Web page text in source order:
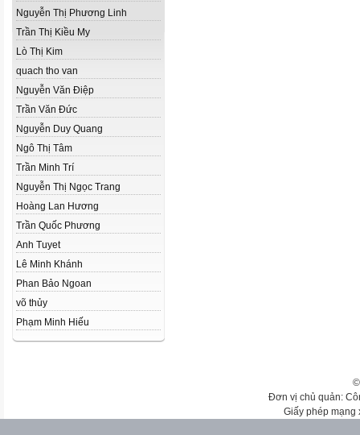
Nguyễn Thị Phương Linh
Trần Thị Kiều My
Lò Thị Kim
quach tho van
Nguyễn Văn Điệp
Trần Văn Đức
Nguyễn Duy Quang
Ngô Thị Tâm
Trần Minh Trí
Nguyễn Thị Ngọc Trang
Hoàng Lan Hương
Trần Quốc Phương
Anh Tuyet
Lê Minh Khánh
Phan Bảo Ngoan
võ thủy
Phạm Minh Hiếu
Đơn vị chủ quản:
Giấy phép mạng